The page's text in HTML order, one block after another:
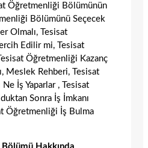
Öğretmenliği Bölümünün
Bölümünü Seçecek
Olmalı, Tesisat
Edilir mi, Tesisat
Öğretmenliği Kazanç
Meslek Rehberi, Tesisat
İş Yaparlar , Tesisat
Sonra İş İmkanı
Öğretmenliği İş Bulma